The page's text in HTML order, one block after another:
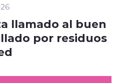
llamado al buen
por residuos